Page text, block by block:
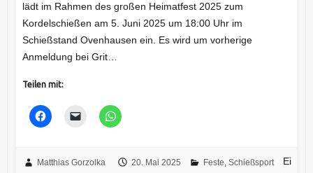
lädt im Rahmen des großen Heimatfest 2025 zum
Kordelschießen am 5. Juni 2025 um 18:00 Uhr im
Schießstand Ovenhausen ein. Es wird um vorherige
Anmeldung bei Grit…
Teilen mit:
Matthias Gorzolka 20. Mai 2025 Feste, Schießsport
Ei